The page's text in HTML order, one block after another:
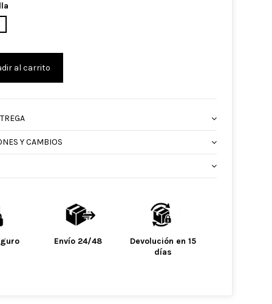
al carrito
Y CAMBIOS
Envío 24/48
Devolución en 15
días